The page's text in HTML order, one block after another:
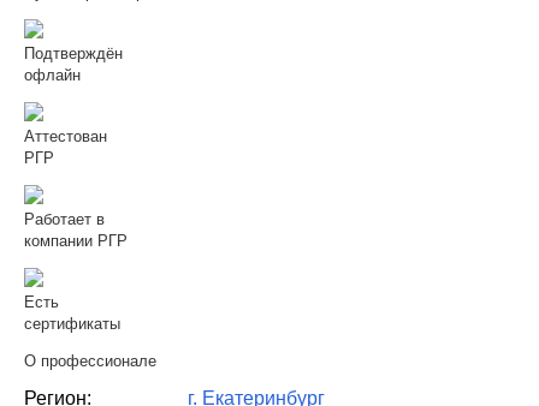
Подтверждён
офлайн
Аттестован
РГР
Работает в
компании РГР
Есть
сертификаты
О профессионале
Регион: г. Екатеринбург